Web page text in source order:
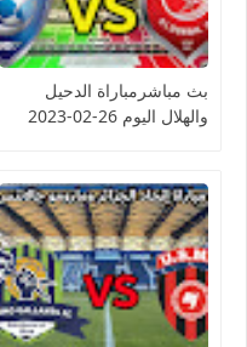
بث مباشرمباراة الدحيل
والهلال اليوم 26-02-2023